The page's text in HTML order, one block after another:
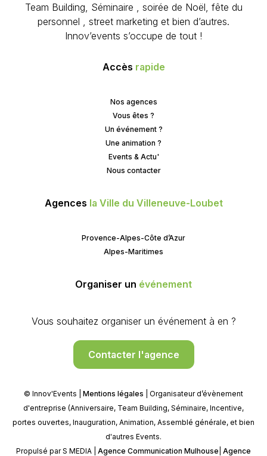
Team Building, Séminaire , soirée de Noël, fête du
personnel , street marketing et bien d’autres.
Innov’events s’occupe de tout !
Accès rapide
Nos agences
Vous êtes ?
Un événement ?
Une animation ?
Events & Actu'
Nous contacter
Agences la Ville du Villeneuve-Loubet
Provence-Alpes-Côte d’Azur
Alpes-Maritimes
Organiser un événement
Vous souhaitez organiser un événement à en ?
Contacter l'agence
© Innov'Events | Mentions légales | Organisateur d’évènement
d'entreprise (Anniversaire, Team Building, Séminaire, Incentive,
portes ouvertes, Inauguration, Animation, Assemblé générale, et bien
d'autres Events.
Propulsé par S MEDIA | Agence Communication Mulhouse Agence